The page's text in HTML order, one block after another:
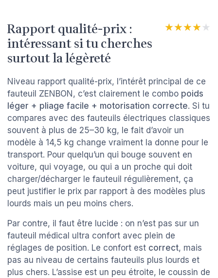
Rapport qualité-prix :
intéressant si tu cherches
surtout la légèreté
★★★★★
★★★★★
Niveau rapport qualité-prix, l’intérêt principal de ce
fauteuil ZENBON, c’est clairement le combo poids
léger + pliage facile + motorisation correcte. Si tu
compares avec des fauteuils électriques classiques
souvent à plus de 25–30 kg, le fait d’avoir un
modèle à 14,5 kg change vraiment la donne pour le
transport. Pour quelqu’un qui bouge souvent en
voiture, qui voyage, ou qui a un proche qui doit
charger/décharger le fauteuil régulièrement, ça
peut justifier le prix par rapport à des modèles plus
lourds mais un peu moins chers.
Par contre, il faut être lucide : on n’est pas sur un
fauteuil médical ultra confort avec plein de
réglages de position. Le confort est correct, mais
pas au niveau de certains fauteuils plus lourds et
plus chers. L’assise est un peu étroite, le coussin de